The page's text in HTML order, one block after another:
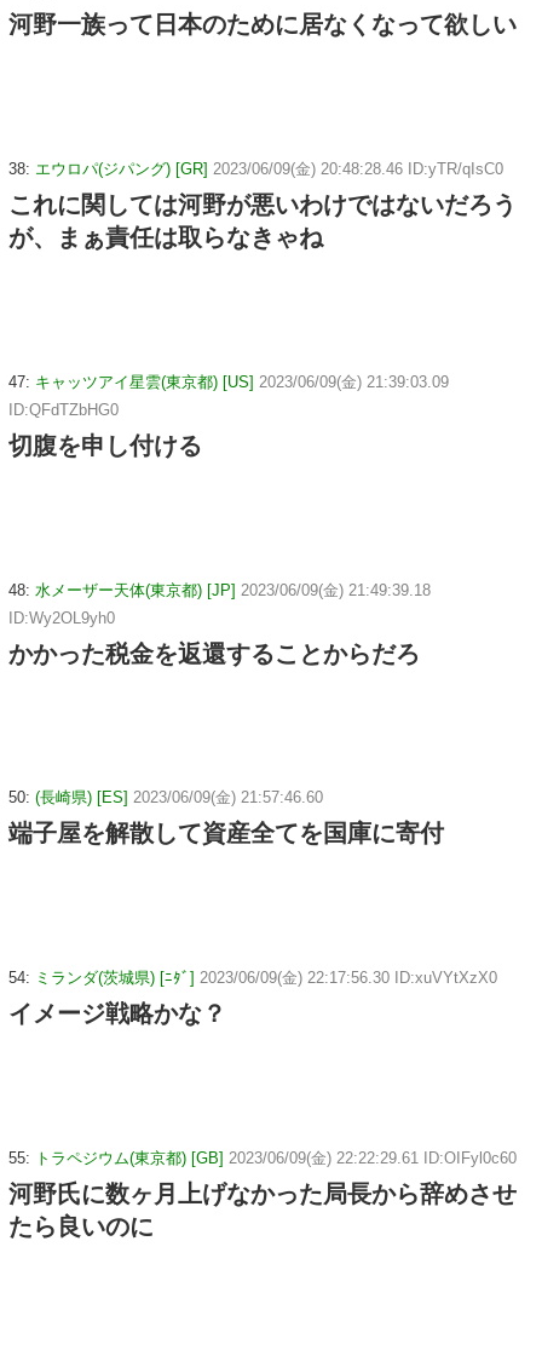
河野一族って日本のために居なくなって欲しい
38: エウロパ(ジパング) [GR] 2023/06/09(金) 20:48:28.46 ID:yTR/qIsC0
これに関しては河野が悪いわけではないだろう
が、まぁ責任は取らなきゃね
47: キャッツアイ星雲(東京都) [US] 2023/06/09(金) 21:39:03.09
ID:QFdTZbHG0
切腹を申し付ける
48: 水メーザー天体(東京都) [JP] 2023/06/09(金) 21:49:39.18
ID:Wy2OL9yh0
かかった税金を返還することからだろ
50: (長崎県) [ES] 2023/06/09(金) 21:57:46.60
端子屋を解散して資産全てを国庫に寄付
54: ミランダ(茨城県) [ﾆﾀﾞ] 2023/06/09(金) 22:17:56.30 ID:xuVYtXzX0
イメージ戦略かな？
55: トラペジウム(東京都) [GB] 2023/06/09(金) 22:22:29.61 ID:OIFyl0c60
河野氏に数ヶ月上げなかった局長から辞めさせ
たら良いのに